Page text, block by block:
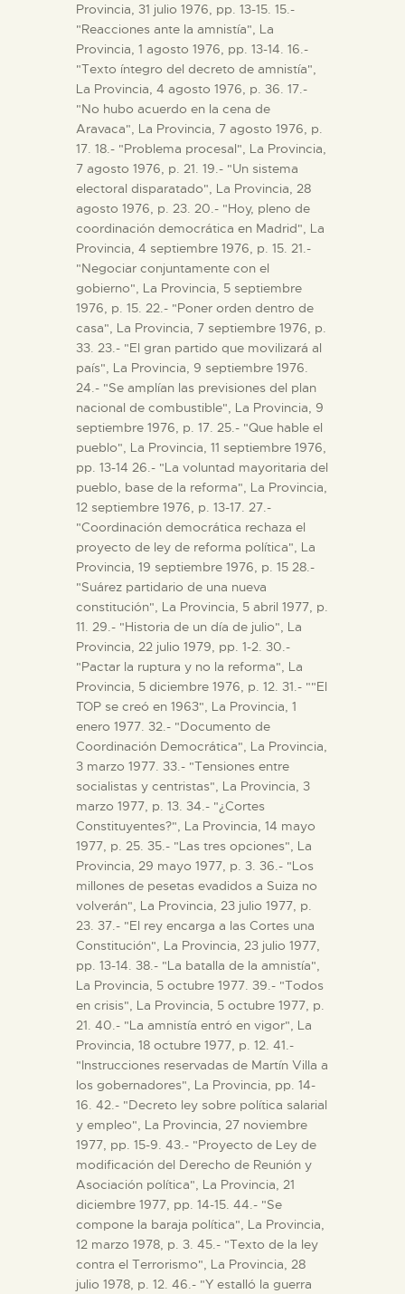
Provincia, 31 julio 1976, pp. 13-15. 15.-
"Reacciones ante la amnistía", La
Provincia, 1 agosto 1976, pp. 13-14. 16.-
"Texto íntegro del decreto de amnistía",
La Provincia, 4 agosto 1976, p. 36. 17.-
"No hubo acuerdo en la cena de
Aravaca", La Provincia, 7 agosto 1976, p.
17. 18.- "Problema procesal", La Provincia,
7 agosto 1976, p. 21. 19.- "Un sistema
electoral disparatado", La Provincia, 28
agosto 1976, p. 23. 20.- "Hoy, pleno de
coordinación democrática en Madrid", La
Provincia, 4 septiembre 1976, p. 15. 21.-
"Negociar conjuntamente con el
gobierno", La Provincia, 5 septiembre
1976, p. 15. 22.- "Poner orden dentro de
casa", La Provincia, 7 septiembre 1976, p.
33. 23.- "El gran partido que movilizará al
país", La Provincia, 9 septiembre 1976.
24.- "Se amplían las previsiones del plan
nacional de combustible", La Provincia, 9
septiembre 1976, p. 17. 25.- "Que hable el
pueblo", La Provincia, 11 septiembre 1976,
pp. 13-14 26.- "La voluntad mayoritaria del
pueblo, base de la reforma", La Provincia,
12 septiembre 1976, p. 13-17. 27.-
"Coordinación democrática rechaza el
proyecto de ley de reforma política", La
Provincia, 19 septiembre 1976, p. 15 28.-
"Suárez partidario de una nueva
constitución", La Provincia, 5 abril 1977, p.
11. 29.- "Historia de un día de julio", La
Provincia, 22 julio 1979, pp. 1-2. 30.-
"Pactar la ruptura y no la reforma", La
Provincia, 5 diciembre 1976, p. 12. 31.- ""El
TOP se creó en 1963", La Provincia, 1
enero 1977. 32.- "Documento de
Coordinación Democrática", La Provincia,
3 marzo 1977. 33.- "Tensiones entre
socialistas y centristas", La Provincia, 3
marzo 1977, p. 13. 34.- "¿Cortes
Constituyentes?", La Provincia, 14 mayo
1977, p. 25. 35.- "Las tres opciones", La
Provincia, 29 mayo 1977, p. 3. 36.- "Los
millones de pesetas evadidos a Suiza no
volverán", La Provincia, 23 julio 1977, p.
23. 37.- "El rey encarga a las Cortes una
Constitución", La Provincia, 23 julio 1977,
pp. 13-14. 38.- "La batalla de la amnistía",
La Provincia, 5 octubre 1977. 39.- "Todos
en crisis", La Provincia, 5 octubre 1977, p.
21. 40.- "La amnistía entró en vigor", La
Provincia, 18 octubre 1977, p. 12. 41.-
"Instrucciones reservadas de Martín Villa a
los gobernadores", La Provincia, pp. 14-
16. 42.- "Decreto ley sobre política salarial
y empleo", La Provincia, 27 noviembre
1977, pp. 15-9. 43.- "Proyecto de Ley de
modificación del Derecho de Reunión y
Asociación política", La Provincia, 21
diciembre 1977, pp. 14-15. 44.- "Se
compone la baraja política", La Provincia,
12 marzo 1978, p. 3. 45.- "Texto de la ley
contra el Terrorismo", La Provincia, 28
julio 1978, p. 12. 46.- "Y estalló la guerra